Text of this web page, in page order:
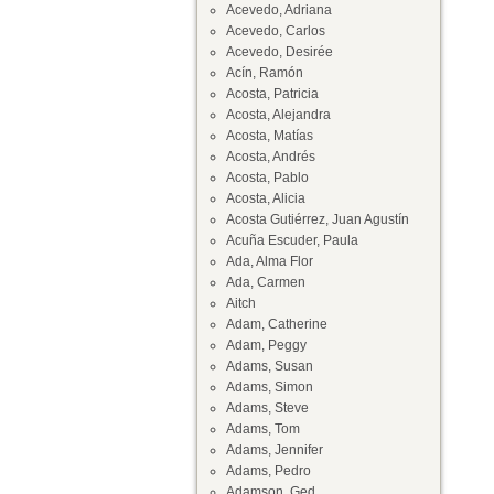
Acevedo, Adriana
Acevedo, Carlos
Acevedo, Desirée
Acín, Ramón
Acosta, Patricia
Acosta, Alejandra
Acosta, Matías
Acosta, Andrés
Acosta, Pablo
Acosta, Alicia
Acosta Gutiérrez, Juan Agustín
Acuña Escuder, Paula
Ada, Alma Flor
Ada, Carmen
Aitch
Adam, Catherine
Adam, Peggy
Adams, Susan
Adams, Simon
Adams, Steve
Adams, Tom
Adams, Jennifer
Adams, Pedro